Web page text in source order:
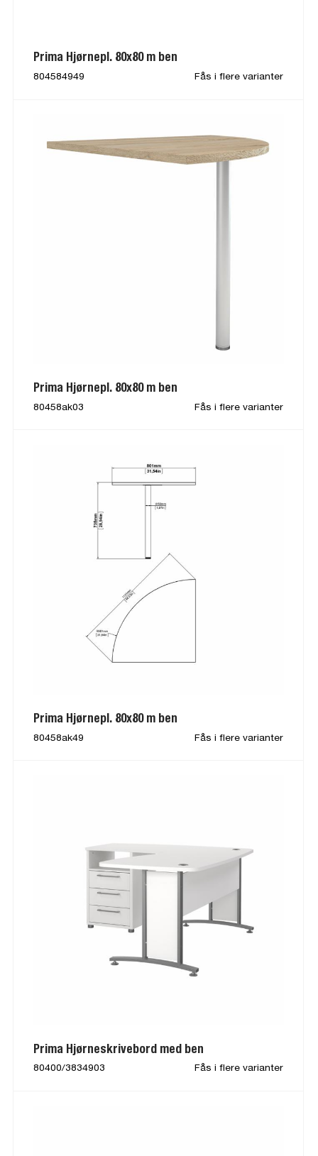
Prima Hjørnepl. 80x80 m ben
804584949 Fås i flere varianter
Prima Hjørnepl. 80x80 m ben
80458ak03 Fås i flere varianter
Prima Hjørnepl. 80x80 m ben
80458ak49 Fås i flere varianter
Prima Hjørneskrivebord med ben
80400/3834903 Fås i flere varianter